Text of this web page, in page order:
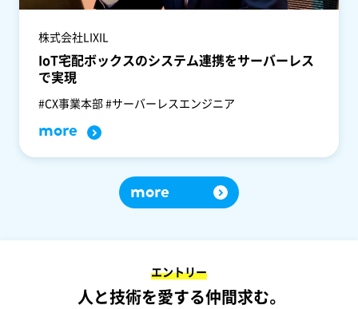
株式会社LIXIL
IoT宅配ボックスのシステム連携をサーバーレス
で実現
#CX事業本部 #サーバーレスエンジニア
more
more
エントリー
人と技術を愛する仲間求む。